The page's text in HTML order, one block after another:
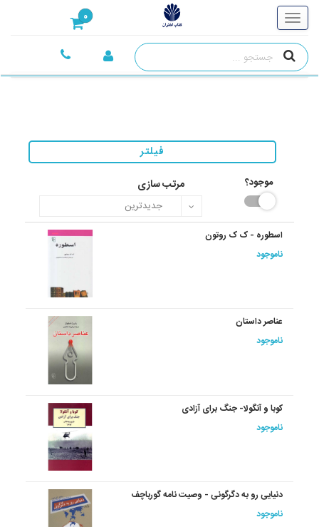
0
فیلتر
موجود؟ مرتب سازی
اسطوره‏ - ک ک روتون
ناموجود
عناصر داستان‏
ناموجود
کوبا و آنگولا- جنگ برای آزادی
ناموجود
دنیایی رو به دگرگونی - وصیت نامه گورباچف
ناموجود